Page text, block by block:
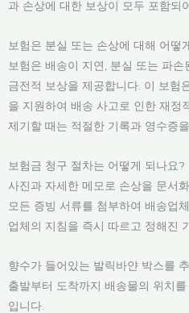
과 손상에 대한 보상이 모두 포함되
보험은 분실 또는 손상에 대해 어떻
보험은 배송이 지연, 분실 또는 파
금전적 보상을 제공합니다. 이 보험
을 지원하여 배송 사고로 인한 재정
제기할 때는 적절한 기록과 영수증
보험금 청구 절차는 어떻게 되나요?
사진과 자세한 메모로 손상을 문서
모든 증빙 서류를 첨부하여 배송업
업체의 지침을 즉시 따르고 정해진
향수가 들어있는 발릭바얀 박스를
출발부터 도착까지 배송물의 위치
입니다.